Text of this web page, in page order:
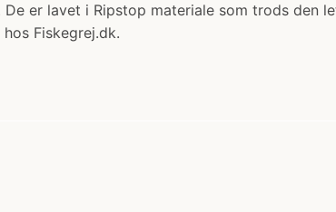
er lavet i Ripstop materiale som trods den
Fiskegrej.dk.